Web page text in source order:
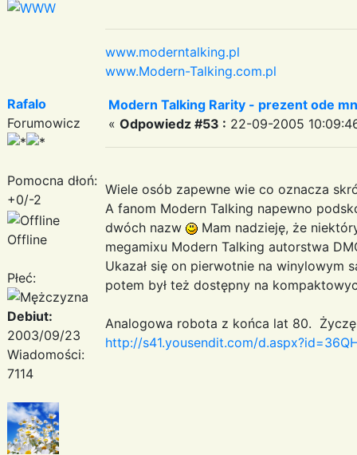
www.moderntalking.pl
www.Modern-Talking.com.pl
Rafalo
Forumowicz
Pomocna dłoń:
+0/-2
Offline
Płeć:
Debiut:
2003/09/23
Wiadomości:
7114
Modern Talking Rarity - prezent ode
« Odpowiedz #53 : 22-09-2005
Wiele osób zapewne wie co oznacza
A fanom Modern Talking napewno
dwóch nazw
Mam nadzieję, że
megamixu Modern Talking autorstwa
Ukazał się on pierwotnie na winylowym
potem był też dostępny na
Analogowa robota z końca lat 80. Życzę
http://s41.yousendit.com/